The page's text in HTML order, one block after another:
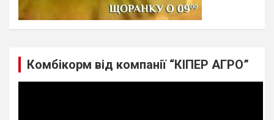
Комбікорм від компанії “КІПЕР АГРО”